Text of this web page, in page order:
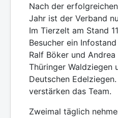
Nach der
Jahr ist der Verband
Im Tierzelt am Stand
Besucher ein
Ralf Böker und
Thüringer Waldziegen
Deutschen
verstärken das Team.
Zweimal täglich